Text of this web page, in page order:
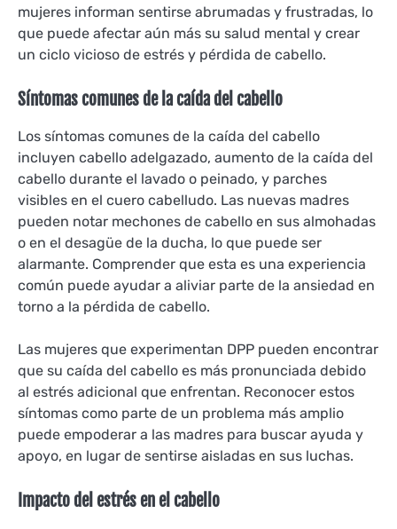
mujeres informan sentirse abrumadas y frustradas, lo
que puede afectar aún más su salud mental y crear
un ciclo vicioso de estrés y pérdida de cabello.
Síntomas comunes de la caída del cabello
Los síntomas comunes de la caída del cabello
incluyen cabello adelgazado, aumento de la caída del
cabello durante el lavado o peinado, y parches
visibles en el cuero cabelludo. Las nuevas madres
pueden notar mechones de cabello en sus almohadas
o en el desagüe de la ducha, lo que puede ser
alarmante. Comprender que esta es una experiencia
común puede ayudar a aliviar parte de la ansiedad en
torno a la pérdida de cabello.
Las mujeres que experimentan DPP pueden encontrar
que su caída del cabello es más pronunciada debido
al estrés adicional que enfrentan. Reconocer estos
síntomas como parte de un problema más amplio
puede empoderar a las madres para buscar ayuda y
apoyo, en lugar de sentirse aisladas en sus luchas.
Impacto del estrés en el cabello